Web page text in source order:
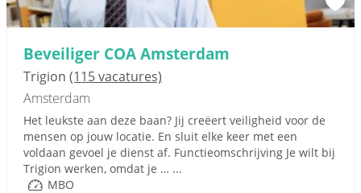
Beveiliger COA Amsterdam
Trigion (115 vacatures)
Amsterdam
Het leukste aan deze baan? Jij creëert veiligheid voor de
mensen op jouw locatie. En sluit elke keer met een
voldaan gevoel je dienst af. Functieomschrijving Je wilt bij
Trigion werken, omdat je … ...
MBO